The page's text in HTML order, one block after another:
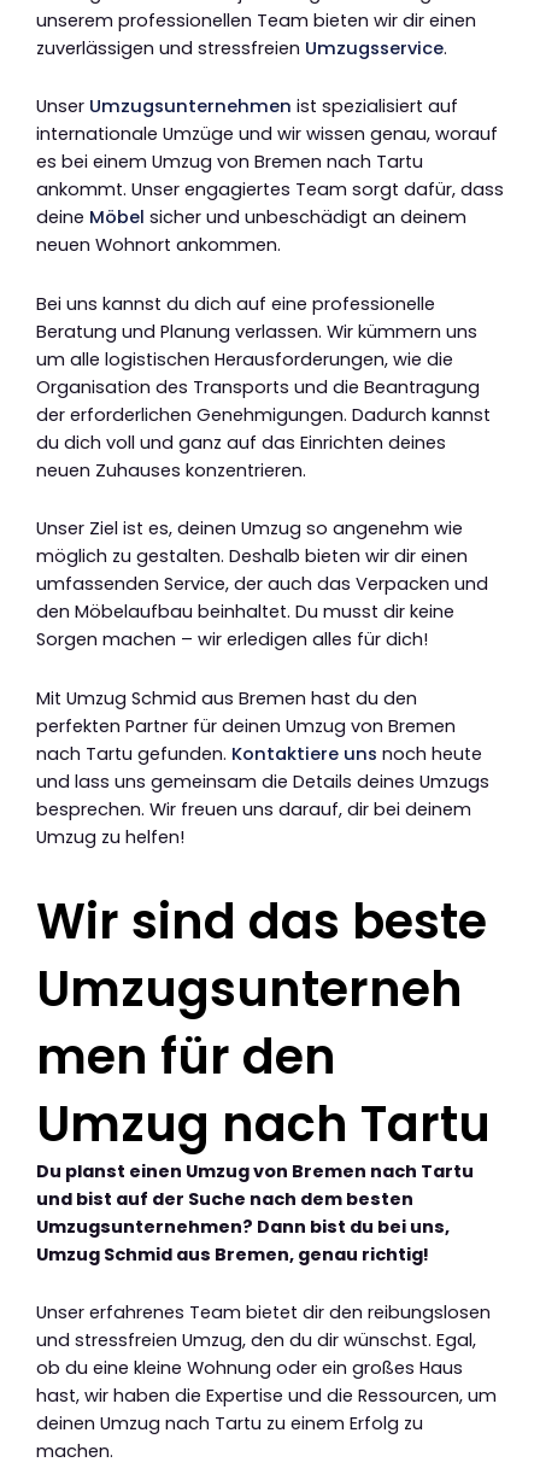
unserem professionellen Team bieten wir dir einen
zuverlässigen und stressfreien Umzugsservice.
Unser Umzugsunternehmen ist spezialisiert auf
internationale Umzüge und wir wissen genau, worauf
es bei einem Umzug von Bremen nach Tartu
ankommt. Unser engagiertes Team sorgt dafür, dass
deine Möbel sicher und unbeschädigt an deinem
neuen Wohnort ankommen.
Bei uns kannst du dich auf eine professionelle
Beratung und Planung verlassen. Wir kümmern uns
um alle logistischen Herausforderungen, wie die
Organisation des Transports und die Beantragung
der erforderlichen Genehmigungen. Dadurch kannst
du dich voll und ganz auf das Einrichten deines
neuen Zuhauses konzentrieren.
Unser Ziel ist es, deinen Umzug so angenehm wie
möglich zu gestalten. Deshalb bieten wir dir einen
umfassenden Service, der auch das Verpacken und
den Möbelaufbau beinhaltet. Du musst dir keine
Sorgen machen – wir erledigen alles für dich!
Mit Umzug Schmid aus Bremen hast du den
perfekten Partner für deinen Umzug von Bremen
nach Tartu gefunden. Kontaktiere uns noch heute
und lass uns gemeinsam die Details deines Umzugs
besprechen. Wir freuen uns darauf, dir bei deinem
Umzug zu helfen!
Wir sind das beste
Umzugsunterneh
men für den
Umzug nach Tartu
Du planst einen Umzug von Bremen nach Tartu
und bist auf der Suche nach dem besten
Umzugsunternehmen? Dann bist du bei uns,
Umzug Schmid aus Bremen, genau richtig!
Unser erfahrenes Team bietet dir den reibungslosen
und stressfreien Umzug, den du dir wünschst. Egal,
ob du eine kleine Wohnung oder ein großes Haus
hast, wir haben die Expertise und die Ressourcen, um
deinen Umzug nach Tartu zu einem Erfolg zu
machen.